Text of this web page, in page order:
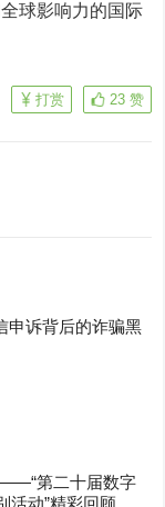
球影响力的国际
23 赞
打赏
申诉背后的诈骗黑
——“第二十届数字
活动”精彩回顾